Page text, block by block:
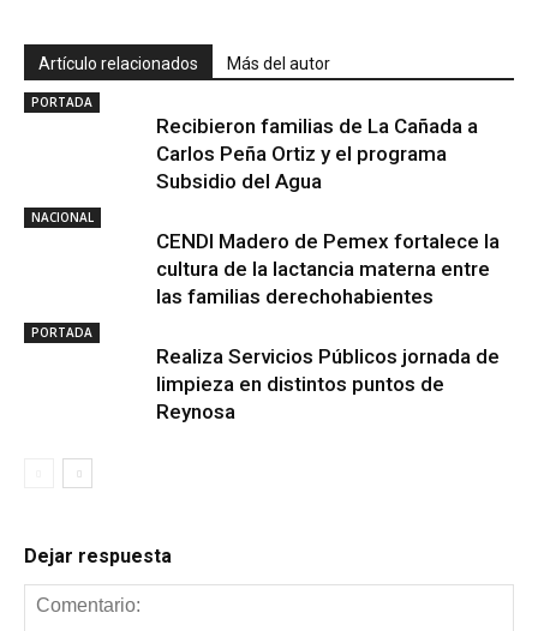
Artículo relacionados Más del autor
PORTADA
Recibieron familias de La Cañada a
Carlos Peña Ortiz y el programa
Subsidio del Agua
NACIONAL
CENDI Madero de Pemex fortalece la
cultura de la lactancia materna entre
las familias derechohabientes
PORTADA
Realiza Servicios Públicos jornada de
limpieza en distintos puntos de
Reynosa
Dejar respuesta